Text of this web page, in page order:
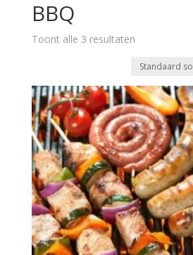
BBQ
Toont alle 3 resultaten